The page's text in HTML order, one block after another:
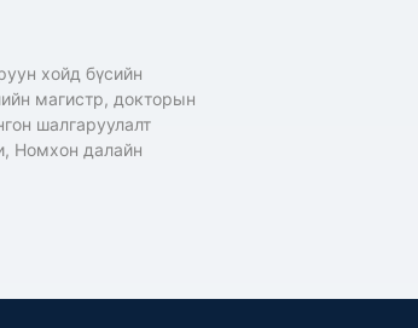
хойд бүсийн
магистр, докторын
шалгаруулалт
Номхон далайн